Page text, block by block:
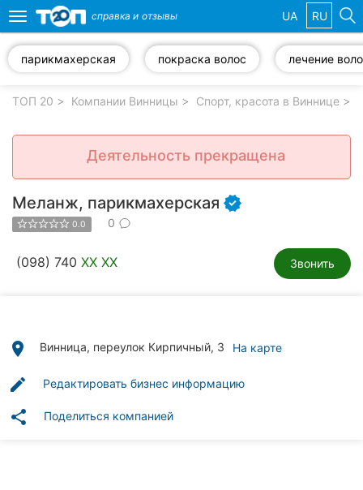
компании
Популярные
рубрики:
Стоматологии
Ветеринарные
Toggle
navigation
справка и отзывы UA RU
парикмахерская покраска волос лечение
ТОП 20 Компании Винницы Спорт, красота в Виннице
Деятельность прекращена
Меланж, парикмахерская
0.0 0
(098) 740 XX XX Звонить
place Винница, переулок Кирпичный, 3 На карте
edit Редактировать бизнес информацию
share Поделиться компанией